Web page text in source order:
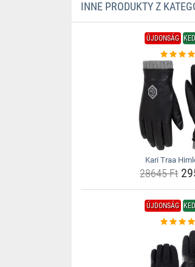
INNE PRODUKTY Z
ÚJDONSÁG
Kari Traa
28645 Ft
ÚJDONSÁG